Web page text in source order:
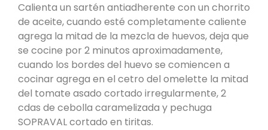
Calienta un sartén antiadherente con un chorrito
de aceite, cuando esté completamente caliente
agrega la mitad de la mezcla de huevos, deja que
se cocine por 2 minutos aproximadamente,
cuando los bordes del huevo se comiencen a
cocinar agrega en el cetro del omelette la mitad
del tomate asado cortado irregularmente, 2
cdas de cebolla caramelizada y pechuga
SOPRAVAL cortado en tiritas.